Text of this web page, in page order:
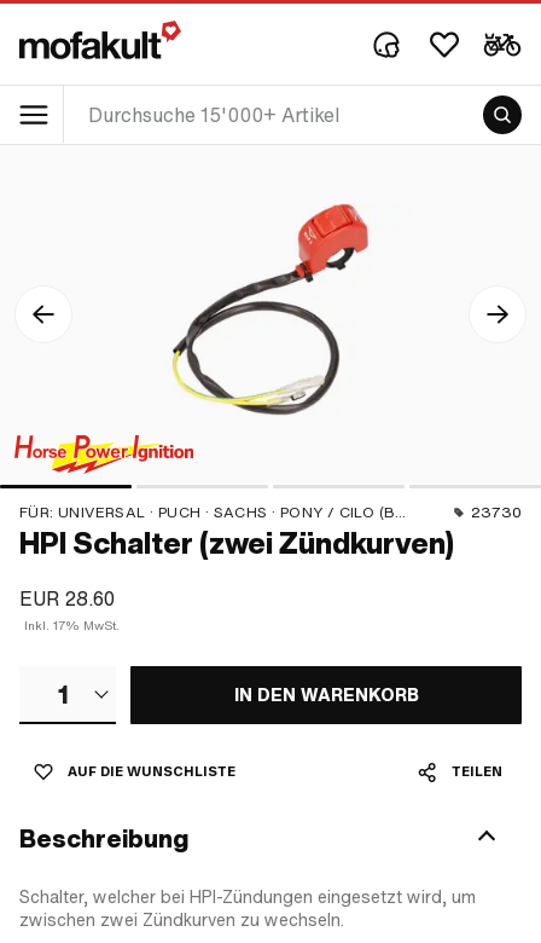
FÜR: UNIVERSAL · PUCH · SACHS · PONY / CILO (BETA 521 & 512) · PIAGGIO · ZÜNDAPP BELMONDO 23730
HPI Schalter (zwei Zündkurven)
EUR 28.60
Inkl. 17% MwSt.
1 IN DEN WARENKORB
AUF DIE WUNSCHLISTE TEILEN
Beschreibung
Schalter, welcher bei HPI-Zündungen eingesetzt wird, um
zwischen zwei Zündkurven zu wechseln.